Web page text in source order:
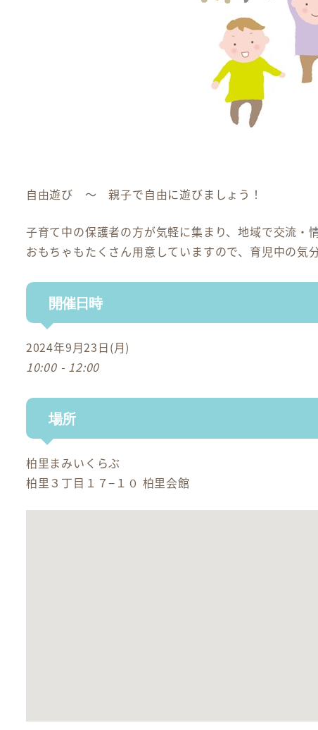
自由遊び ～ 親子で自由に遊びましょう！
子育て中の保護者の方が気軽に集まり、地域で交流・
おもちゃもたくさん用意していますので、育児中の
開催日時
2024年9月23日(月)
10:00 - 12:00
場所
柏里まみいくらぶ
柏里３丁目１７−１０ 柏里会館